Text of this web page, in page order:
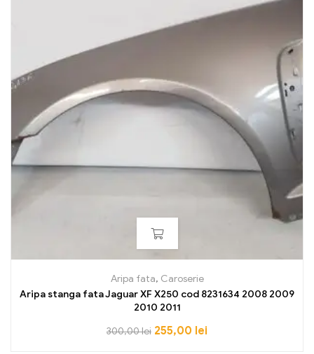
Aripa fata, Caroserie
Aripa stanga fata Jaguar XF X250 cod 8231634 2008 2009
2010 2011
300,00lei 255,00 lei